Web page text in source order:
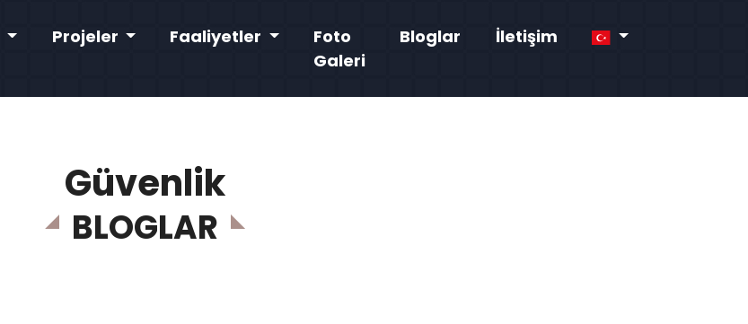
Projeler Faaliyetler
Foto
Galeri
Bloglar İletişim
Güvenlik
BLOGLAR